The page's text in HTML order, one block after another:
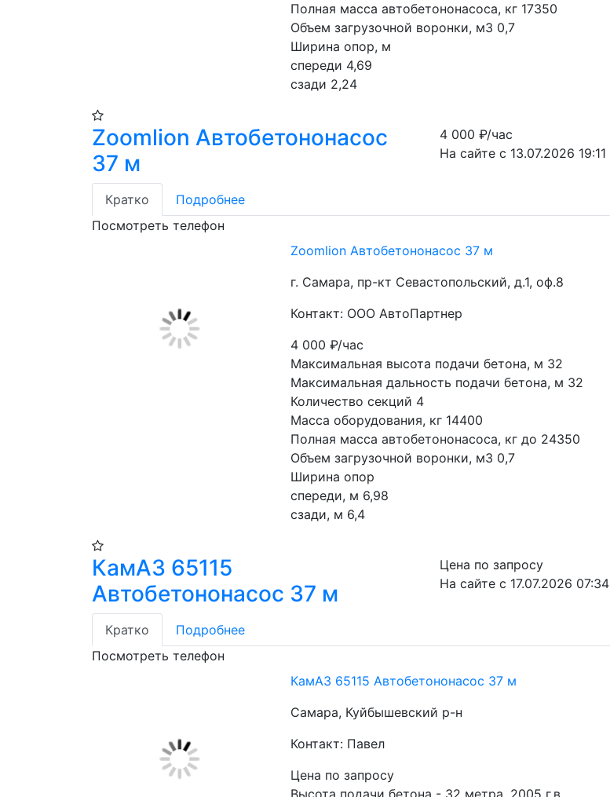
Полная масса автобетононасоса, кг 17350
Объем загрузочной воронки, м3 0,7
Ширина опор, м
спереди 4,69
сзади 2,24
Zoomlion Автобетононасос
37 м
4 000₽/час
На сайте с 13.07.2026 19:11
Кратко
Подробнее
Посмотреть телефон
Zoomlion Автобетононасос 37 м
г. Самара, пр-кт Севастопольский, д.1, оф.8
Контакт: ООО АвтоПартнер
4 000₽/час
Максимальная высота подачи бетона, м 32
Максимальная дальность подачи бетона, м 32
Количество секций 4
Масса оборудования, кг 14400
Полная масса автобетононасоса, кг до 24350
Объем загрузочной воронки, м3 0,7
Ширина опор
спереди, м 6,98
сзади, м 6,4
КамАЗ 65115
Автобетононасос 37 м
Цена по запросу
На сайте с 17.07.2026 07:34
Кратко
Подробнее
Посмотреть телефон
КамАЗ 65115 Автобетононасос 37 м
Самара, Куйбышевский р-н
Контакт: Павел
Цена по запросу
Высота подачи бетона - 32 метра, 2005 г.в.